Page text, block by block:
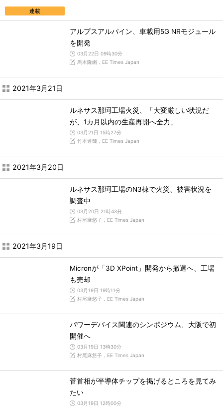
連載
アルプスアルパイン、車載用5G NRモジュール
を開発
03月22日 09時30分
馬本隆綱，EE Times Japan
2021年3月21日
ルネサス那珂工場火災、「大変厳しい状況だ
が、1カ月以内の生産再開へ全力」
03月21日 15時27分
竹本達哉，EE Times Japan
2021年3月20日
ルネサス那珂工場のN3棟で火災、被害状況を
調査中
03月20日 21時43分
村尾麻悠子，EE Times Japan
2021年3月19日
Micronが「3D XPoint」開発から撤退へ、工場
も売却
03月19日 19時11分
村尾麻悠子，EE Times Japan
パワーデバイス関連のシンポジウム、大阪で初
開催へ
03月19日 13時30分
村尾麻悠子，EE Times Japan
菅首相が半導体チップを掲げるところを見てみ
たい
03月19日 12時00分